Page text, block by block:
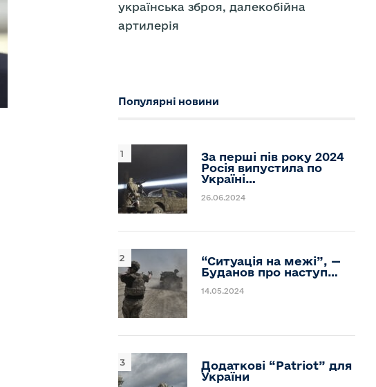
українська зброя, далекобійна
артилерія
Популярні новини
За перші пів року 2024
Росія випустила по
Україні…
26.06.2024
“Ситуація на межі”, —
Буданов про наступ…
14.05.2024
Додаткові “Patriot” для
України